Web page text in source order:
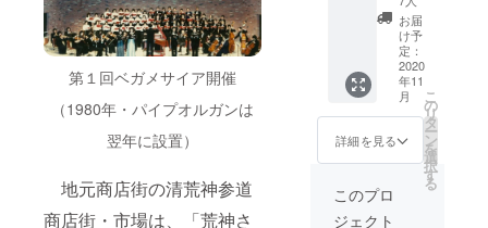
第１回ベガメサイア開催
（1980年・パイプオルガンは
翌年に設置）
地元商店街の清荒神参道
商店街・市場は、「荒神さ
りいた
しま
す。
11/4ま
でに
メール
ない場
合は
にてご
連絡く
場合が
ござい
ます。
あらか
じめご
了承く
ださ
い。 ＜
意事項
映像配
信の視
聴をご
提供 ・
商店街
のリ
ターン
品より
※お申
込み時
名前に
ご希望
等をあ
れば備
考欄に
ご入力
くださ
い。匿
名を希
望され
る方
は、
「記載
お届
け予
定：
2020
年11
月
詳細を見る
こ
の
リ
タ
ー
ン
を
選
択
す
る
このプロ
ジェクト